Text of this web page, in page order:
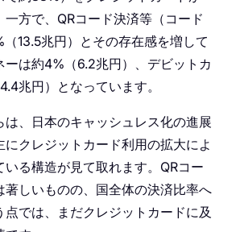
一方で、QRコード決済等（コード
13.5兆円）とその存在感を増して
ーは約4%（6.2兆円）、デビットカ
兆円）となっています。
は、日本のキャッシュレス化の進展
にクレジットカード利用の拡大によ
いる構造が見て取れます。QRコー
著しいものの、国全体の決済比率へ
点では、まだクレジットカードに及